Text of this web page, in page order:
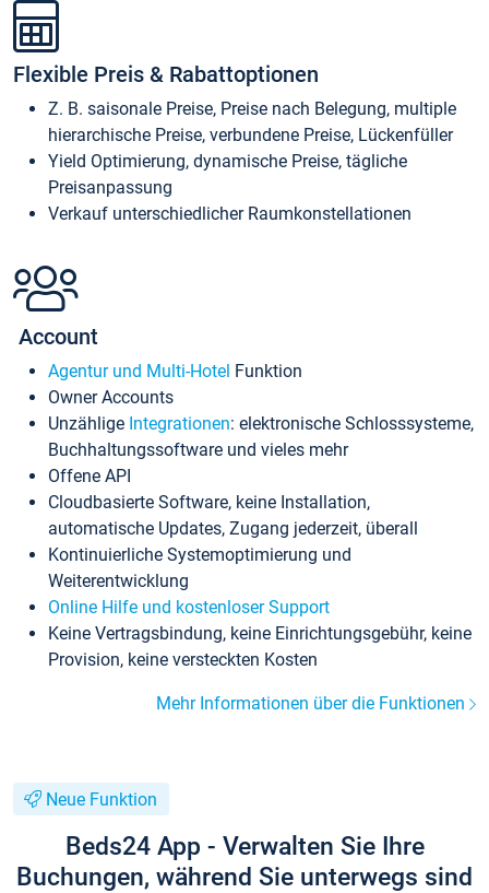
Flexible Preis & Rabattoptionen
Z. B. saisonale Preise, Preise nach Belegung, multiple
hierarchische Preise, verbundene Preise, Lückenfüller
Yield Optimierung, dynamische Preise, tägliche
Preisanpassung
Verkauf unterschiedlicher Raumkonstellationen
Account
Agentur und Multi-Hotel Funktion
Owner Accounts
Unzählige Integrationen: elektronische Schlosssysteme,
Buchhaltungssoftware und vieles mehr
Offene API
Cloudbasierte Software, keine Installation,
automatische Updates, Zugang jederzeit, überall
Kontinuierliche Systemoptimierung und
Weiterentwicklung
Online Hilfe und kostenloser Support
Keine Vertragsbindung, keine Einrichtungsgebühr, keine
Provision, keine versteckten Kosten
Mehr Informationen über die Funktionen
Neue Funktion
Beds24 App - Verwalten Sie Ihre
Buchungen, während Sie unterwegs sind